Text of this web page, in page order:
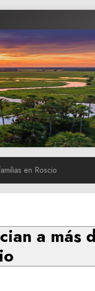
en Roscio
a más